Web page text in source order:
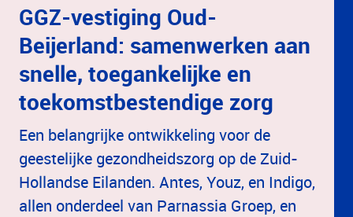
GGZ-vestiging Oud-
Beijerland: samenwerken aan
snelle, toegankelijke en
toekomstbestendige zorg
Een belangrijke ontwikkeling voor de
geestelijke gezondheidszorg op de Zuid-
Hollandse Eilanden. Antes, Youz, en Indigo,
allen onderdeel van Parnassia Groep, en